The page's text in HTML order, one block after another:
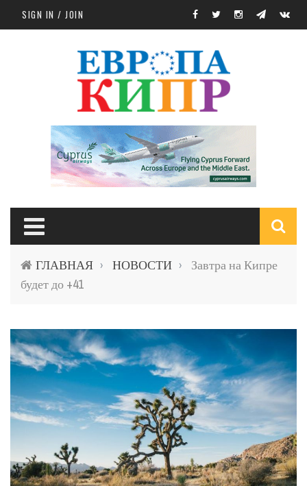
Skip to main content
SIGN IN / JOIN
ГЛАВНАЯ › НОВОСТИ ›
Завтра на Кипре
будет до +41